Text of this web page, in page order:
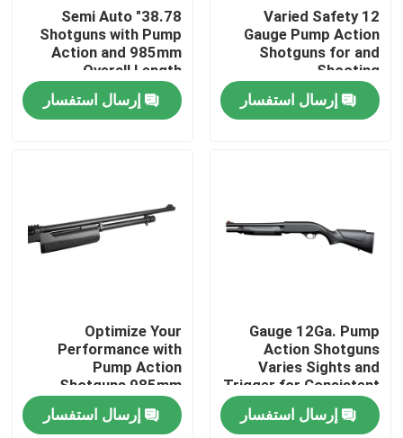
المنزل
حولنا
مراقبة الجودة
اتصل بنا
Varied Safety 12
Gauge Pump Action
Shotguns for and
Shooting
Performance
إرسال استفسار
38.78" Semi Auto
Shotguns with Pump
Action and 985mm
Overall Length
إرسال استفسار
Gauge 12Ga. Pump
Action Shotguns
Varies Sights and
Trigger for Consistent
Performance
إرسال استفسار
Optimize Your
Performance with
Pump Action
Shotguns 985mm
Overall Length and
Pump Action
إرسال استفسار